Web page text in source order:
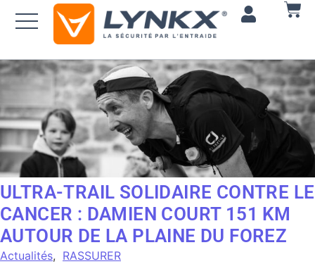
ULTRA-TRAIL SOLIDAIRE CONTRE LE
CANCER : DAMIEN COURT 151 KM
AUTOUR DE LA PLAINE DU FOREZ
Actualités, RASSURER